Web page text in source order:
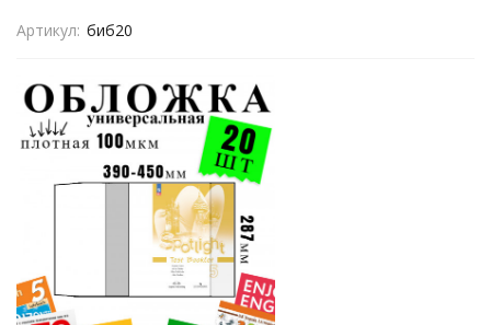
Артикул: биб20